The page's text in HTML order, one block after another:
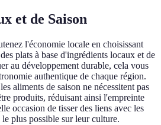
et de Saison
l'économie locale en choisissant
plats à base d'ingrédients locaux et de
au développement durable, cela vous
authentique de chaque région.
aliments de saison ne nécessitent pas
produits, réduisant ainsi l'empreinte
occasion de tisser des liens avec les
plus possible sur leur culture.